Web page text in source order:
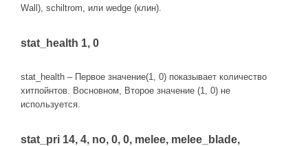
Wall), schiltrom, или wedge (клин).
stat_health 1, 0
stat_health – Первое значение(1, 0) показывает количество
хитпойнтов. Восновном, Второе значение (1, 0) не
используется.
stat_pri 14, 4, no, 0, 0, melee, melee_blade,